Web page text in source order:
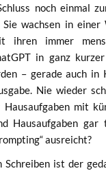
noch ein­mal
Sie wach­sen in
ihren immer
in ganz
– gera­de auch in
Nie wie­der
mit
Haus­auf­ga­ben
ausreicht?
Schrei­ben ist der